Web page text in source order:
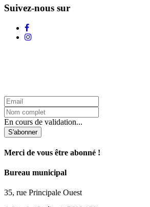
Suivez-nous sur
En cours de validation...
S'abonner
Merci de vous être abonné !
Bureau municipal
35, rue Principale Ouest